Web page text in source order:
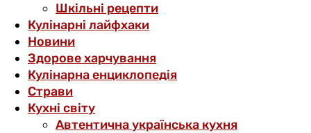
Шкільні рецепти
Кулінарні лайфхаки
Новини
Здорове харчування
Кулінарна енциклопедія
Страви
Кухні світу
Автентична українська кухня